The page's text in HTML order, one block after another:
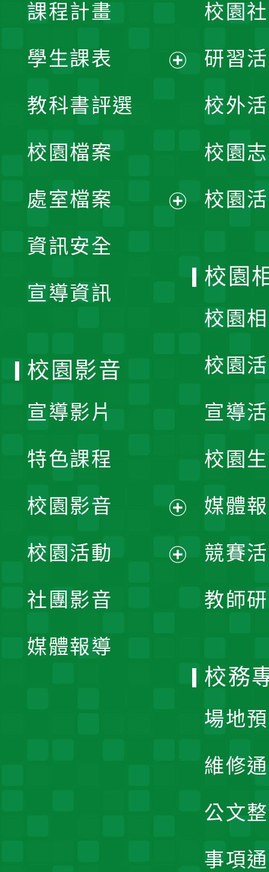
課程計畫
學生課表
單
教科書評選
校園檔案
處室檔案
資訊安全
宣導資訊
校園
研習
校外
校園
校園
校園
校園
校園
宣導
校園
媒體
競賽
教師
校園影音
宣導影片
特色課程
校園影音
開
校園活動
社團影音
媒體報導
校務
場地
維修
公文
事項